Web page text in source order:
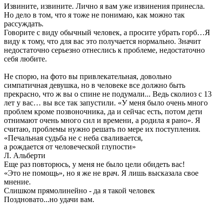
Извините, извините. Лично я вам уже извинения принесла.
Но дело в том, что я тоже не понимаю, как можно так
рассуждать.
Говорите с виду обычный человек, а просите убрать горб…Я
виду к тому, что для вас это получается нормально. Значит
недостаточно серьезно отнеслись к проблеме, недостаточно
себя любите.
Не спорю, на фото вы привлекательная, довольно
симпатичная девушка, но в человеке все должно быть
прекрасно, что ж вы о спине не подумали... Ведь сколиоз с 13
лет у вас… вы все так запустили. «У меня было очень много
проблем кроме позвоночника, да и сейчас есть, потом дети
отнимают очень много сил и времени, а родила я рано». Я
считаю, проблемы нужно решать по мере их поступления.
«Печальная судьба не с неба сваливается,
а рождается от человеческой глупости»
Л. Альберти
Еще раз повторюсь, у меня не было цели обидеть вас!
«Это не помощь», но я же не врач. Я лишь высказала свое
мнение.
Слишком прямолинейно - да я такой человек
Поздновато...но удачи вам.